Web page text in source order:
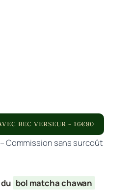
BEC VERSEUR – 16€80
Commission sans surcoût
bol matcha chawan